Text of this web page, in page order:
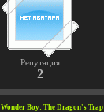
Репутация
2
Wonder Boy: The Dragon's